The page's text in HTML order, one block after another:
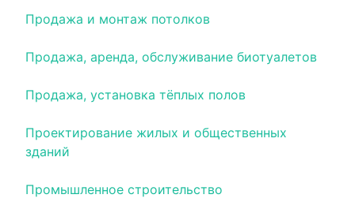
Продажа и монтаж потолков
Продажа, аренда, обслуживание биотуалетов
Продажа, установка тёплых полов
Проектирование жилых и общественных
зданий
Промышленное строительство